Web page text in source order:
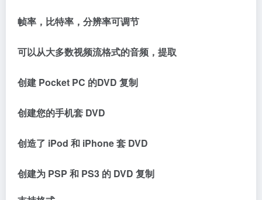
帧率，比特率，分辨率可调节
可以从大多数视频流格式的音频，提取
创建 Pocket PC 的DVD 复制
创建您的手机套 DVD
创造了 iPod 和 iPhone 套 DVD
创建为 PSP 和 PS3 的 DVD 复制